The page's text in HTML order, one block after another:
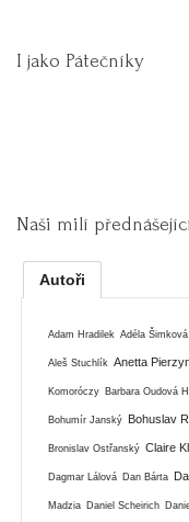
I jako Pátečníky
Naši milí
Autoři
Adam Hradilek Adéla Šimková
Aleš Stuchlík Anetta
Komoróczy Barbara Oudová
Bohumír Janský Bohuslav
Bronislav Ostřanský Claire
Dagmar Lálová Dan Bárta
Madzia Daniel Scheirich